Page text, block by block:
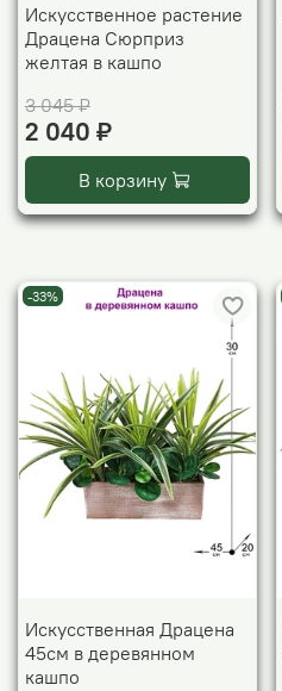
Искусственное растение
Драцена Сюрприз
желтая в кашпо
3 045 ₽
2 040 ₽
В корзину
-33%
Искусственная Драцена
45см в деревянном
кашпо